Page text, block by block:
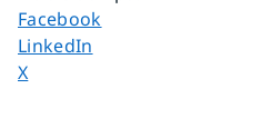
Dela sidan på
Facebook
Dela sidan på
LinkedIn
Dela sidan på
X